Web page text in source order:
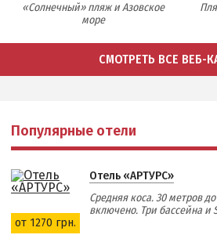
ПЕСКИ
СЛОБОДКА
ЧАСТНЫЙ СЕКТОР
НОВОПЕТРОВКА
ЛЕЧЕНИЕ И БАЛЬНЕОТЕРАПИЯ
Грязи, лиманы и соленые озера
Санатории
История курорта
«Солнечный» пляж и Азовское
море
СМОТРЕТЬ ВСЕ ВЕБ-
Популярные отели
от 1270 грн.
Отель «АРТУРС»
Средняя коса. 30 метров
включено. Три бассейна и